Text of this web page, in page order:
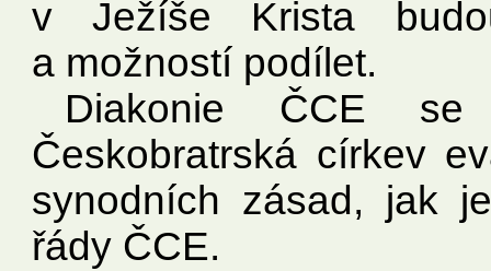
v Ježíše Krista
a možností podílet.
Diakonie ČCE
Českobratrská církev
synodních zásad, jak
řády ČCE.